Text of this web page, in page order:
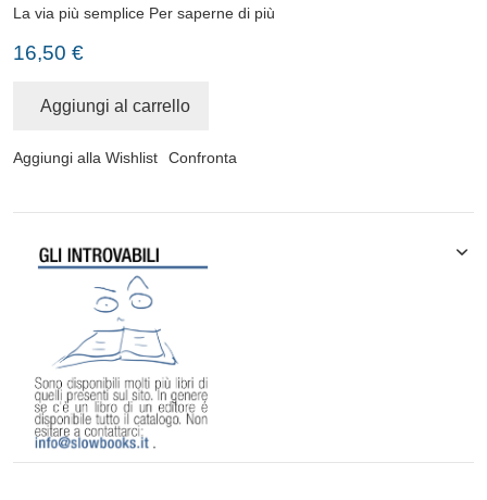
La via più semplice Per saperne di più
16,50 €
Aggiungi al carrello
Aggiungi alla Wishlist Confronta